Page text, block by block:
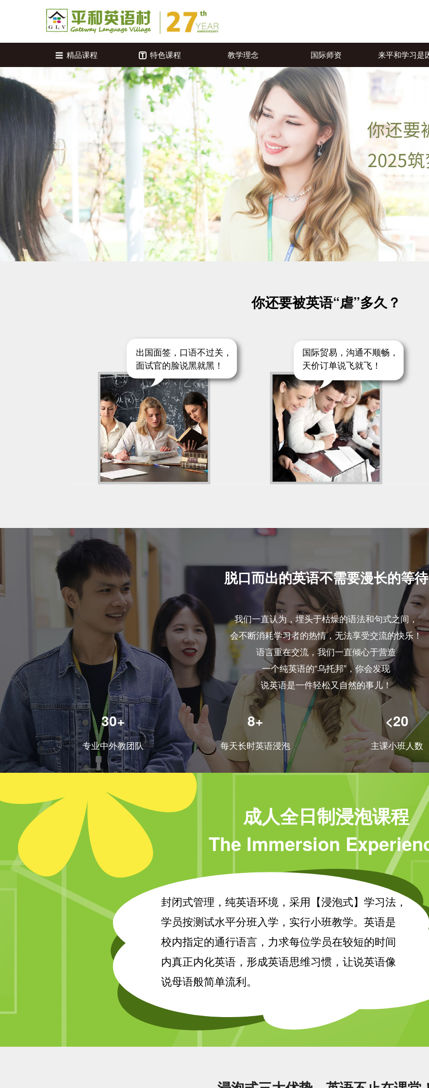
精品课程 特色课程 教学理念 国际师资 来平和学习是
你还要被英语“虐”多久？
出国面签，口语不过关，
面试官的脸说黑就黑！
国际贸易，沟通不顺畅，
天价订单说飞就飞！
脱口而出的英语不需要漫长的等待
我们一直认为，埋头于枯燥的语法和句式之间，
会不断消耗学习者的热情，无法享受交流的快乐！
语言重在交流，我们一直倾心于营造
一个纯英语的“乌托邦”，你会发现
说英语是一件轻松又自然的事儿！
30+
专业中外教团队
8+
每天长时英语浸泡
<20
主课小班人数
成人全日制浸泡课程
The Immersion
封闭式管理，纯英语环境，采用【浸泡式】学习法，
学员按测试水平分班入学，实行小班教学。英语是
校内指定的通行语言，力求每位学员在较短的时间
内真正内化英语，形成英语思维习惯，让说英语像
说母语般简单流利。